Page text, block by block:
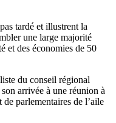
tardé et illustrent la
une large majorité
et des économies de 50
du conseil régional
arrivée à une réunion à
parlementaires de l’aile